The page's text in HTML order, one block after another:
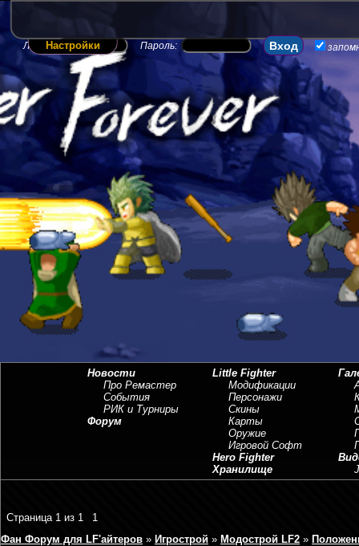
Логин: Пароль:
Настройки
Новости
Про Ремастер
События
РИК и Турниры
Форум
Little Fighter
Модификации
Персонажи
Скины
Карты
Оружие
Игровой Софт
Hero Fighter
Хранилище
Страница 1 из 1
1
Фан Форум для LF'айтеров » Игрострой » Модострой LF2 »